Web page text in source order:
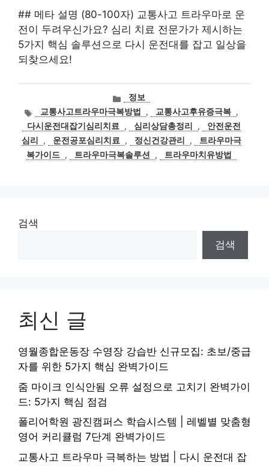
## 메타 설명 (80-100자) 교통사고 트라우마로 운
전이 두려우신가요? 심리 치료 전문가가 제시하는
5가지 핵심 솔루션으로 다시 운전대를 잡고 일상을
되찾으세요!
카
테
고
리
정보
태
그
교통사고트라우마극복방법 , 교통사고후유증극복 ,
다시운전대잡기심리치료
, 심리상담총정리 ,
안전운전
심리
, 운전공포심리치료 , 정신건강관리 ,
트라우마극
복가이드 , 트라우마극복솔루션 , 트라우마치유방법
검색
검색
최신 글
영월종합운동장 수영장 강습반 신규모집: 초보/중급
자를 위한 5가지 핵심 완벽가이드
줌 마이크 인식안됨 오류 설정으로 고치기 완벽가이
드: 5가지 핵심 점검
폴리어학원 광진캠퍼스 학습시스템 | 레벨별 맞춤형
영어 커리큘럼 7단계 완벽가이드
교통사고 트라우마 극복하는 방법 | 다시 운전대 잡